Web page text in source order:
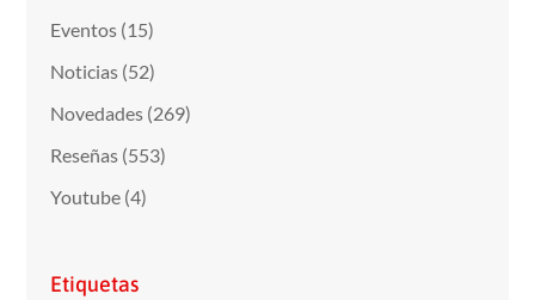
Eventos (15)
Noticias (52)
Novedades (269)
Reseñas (553)
Youtube (4)
Etiquetas